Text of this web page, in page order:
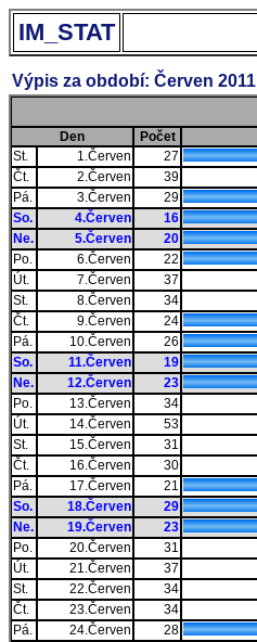
IM_STAT
Výpis za období: Červen 2011
Den
Počet
St.
1.Červen 27
Čt.
2.Červen 39
Pá.
3.Červen 29
So.
4.Červen 16
Ne.
5.Červen 20
Po.
6.Červen 22
Út.
7.Červen 37
St.
8.Červen 34
Čt.
9.Červen 24
Pá.
10.Červen 26
So.
11.Červen 19
Ne.
12.Červen 23
Po.
13.Červen 34
Út.
14.Červen
53
St.
15.Červen 31
Čt.
16.Červen 30
Pá.
17.Červen 21
So.
18.Červen 29
Ne.
19.Červen 23
Po.
20.Červen 31
Út.
21.Červen 37
St.
22.Červen 34
Čt.
23.Červen 34
Pá.
24.Červen 28